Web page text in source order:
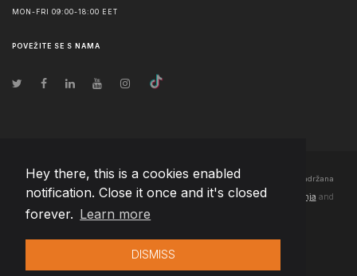
Hey there, this is a cookies enabled
notification. Close it once and it's closed
forever. Learn more
DISMISS
MON-FRI 09:00-18:00 EET
POVEŽITE SE S NAMA
© Autorska prava 2026 Team Extension Bosnia Herzegovina - Sva prava zadržana
Changelog● Korišćenjem ove stranice slažete se sa našimPravila korištenja and
Politika privatnosti